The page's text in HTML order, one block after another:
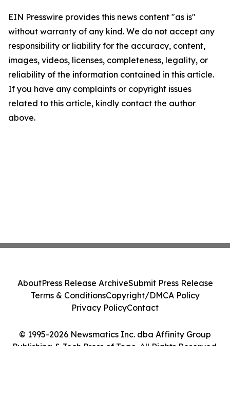
EIN Presswire provides this news content "as is"
without warranty of any kind. We do not accept any
responsibility or liability for the accuracy, content,
images, videos, licenses, completeness, legality, or
reliability of the information contained in this article.
If you have any complaints or copyright issues
related to this article, kindly contact the author
above.
© 1995-2026 Newsmatics Inc. dba Affinity Group
Publishing & Tech Press of Togo. All Rights Reserved.
AboutPress Release ArchiveSubmit Press Release
Terms & ConditionsCopyright/DMCA Policy
Privacy PolicyContact